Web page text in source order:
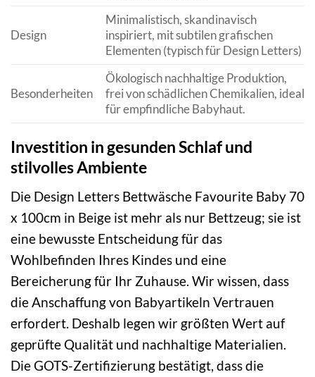
Design
Minimalistisch, skandinavisch
inspiriert, mit subtilen grafischen
Elementen (typisch für Design Letters)
Besonderheiten
Ökologisch nachhaltige Produktion,
frei von schädlichen Chemikalien, ideal
für empfindliche Babyhaut.
Investition in gesunden Schlaf und
stilvolles Ambiente
Die Design Letters Bettwäsche Favourite Baby 70
x 100cm in Beige ist mehr als nur Bettzeug; sie ist
eine bewusste Entscheidung für das
Wohlbefinden Ihres Kindes und eine
Bereicherung für Ihr Zuhause. Wir wissen, dass
die Anschaffung von Babyartikeln Vertrauen
erfordert. Deshalb legen wir größten Wert auf
geprüfte Qualität und nachhaltige Materialien.
Die GOTS-Zertifizierung bestätigt, dass die